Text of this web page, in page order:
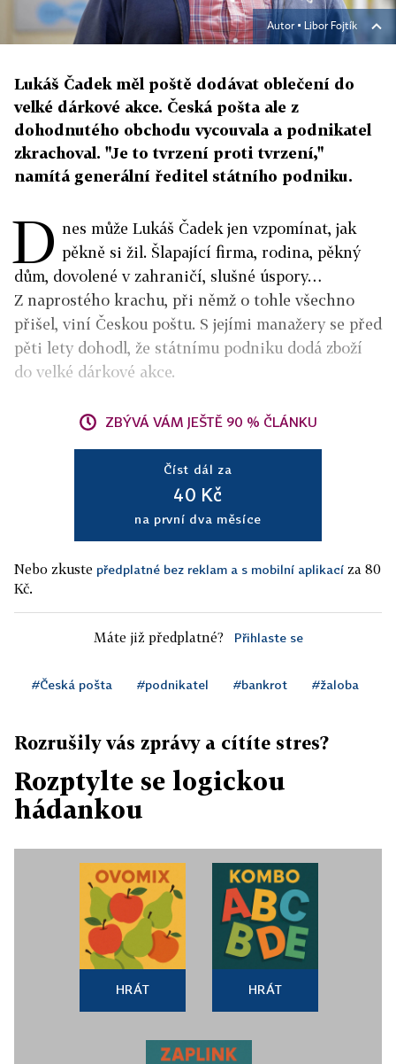
Autor ▪ Libor Fojtík
Lukáš Čadek měl poště dodávat oblečení do
velké dárkové akce. Česká pošta ale z
dohodnutého obchodu vycouvala a podnikatel
zkrachoval. "Je to tvrzení proti tvrzení,"
namítá generální ředitel státního podniku.
D nes může Lukáš Čadek jen vzpomínat, jak
pěkně si žil. Šlapající firma, rodina, pěkný
dům, dovolené v zahraničí, slušné úspory…
Z naprostého krachu, při němž o tohle všechno
přišel, viní Českou poštu. S jejími manažery se před
pěti lety dohodl, že státnímu podniku dodá zboží
do velké dárkové akce.
ZBÝVÁ VÁM JEŠTĚ 90 % ČLÁNKU
Číst dál za
40 Kč
na první dva měsíce
Nebo zkuste předplatné bez reklam a s mobilní aplikací za 80
Kč.
Máte již předplatné? Přihlaste se
#Česká pošta #podnikatel #bankrot #žaloba
Rozrušily vás zprávy a cítíte stres?
Rozptylte se logickou
hádankou
HRÁT HRÁT